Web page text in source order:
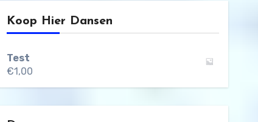
Koop Hier Dansen
Test
€1,00